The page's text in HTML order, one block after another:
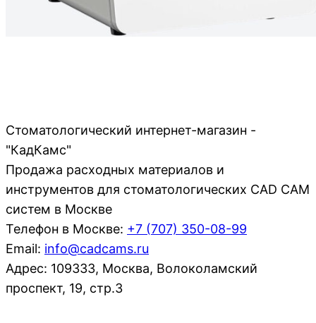
Стоматологический интернет-магазин -
"КадКамс"
Продажа расходных материалов и
инструментов для стоматологических CAD CAM
систем в Москве
Телефон в Москве: +7 (707) 350-08-99
Email: info@cadcams.ru
Адрес: 109333, Москва, Волоколамский
проспект, 19, стр.3